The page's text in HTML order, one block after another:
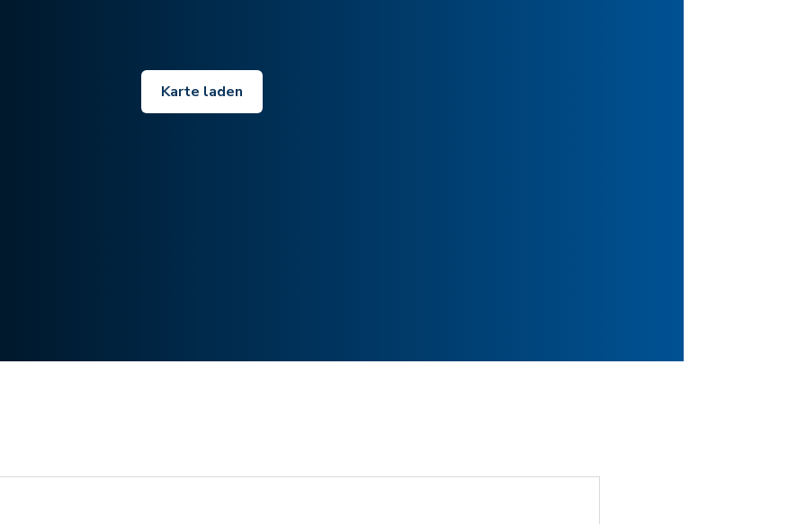
Karte laden